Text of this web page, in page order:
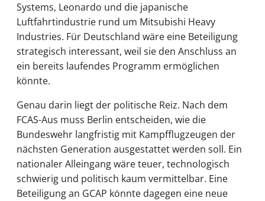
Systems, Leonardo und die japanische
Luftfahrtindustrie rund um Mitsubishi Heavy
Industries. Für Deutschland wäre eine Beteiligung
strategisch interessant, weil sie den Anschluss an
ein bereits laufendes Programm ermöglichen
könnte.
Genau darin liegt der politische Reiz. Nach dem
FCAS-Aus muss Berlin entscheiden, wie die
Bundeswehr langfristig mit Kampfflugzeugen der
nächsten Generation ausgestattet werden soll. Ein
nationaler Alleingang wäre teuer, technologisch
schwierig und politisch kaum vermittelbar. Eine
Beteiligung an GCAP könnte dagegen eine neue